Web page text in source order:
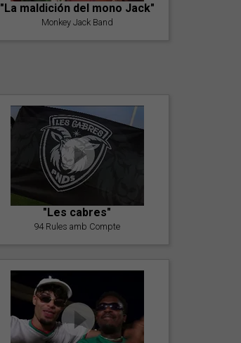
"La maldición del mono Jack"
Monkey Jack Band
"Les cabres"
94 Rules amb Compte